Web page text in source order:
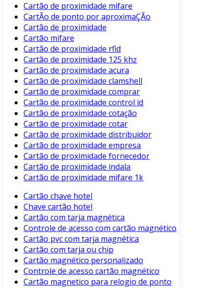
Cartão de proximidade mifare
CartÃo de ponto por aproximaÇÃo
Cartão de proximidade
Cartão mifare
Cartão de proximidade rfid
Cartão de proximidade 125 khz
Cartão de proximidade acura
Cartão de proximidade clamshell
Cartão de proximidade comprar
Cartão de proximidade control id
Cartão de proximidade cotação
Cartão de proximidade cotar
Cartão de proximidade distribuidor
Cartão de proximidade empresa
Cartão de proximidade fornecedor
Cartão de proximidade indala
Cartão de proximidade mifare 1k
Cartão chave hotel
Chave cartão hotel
Cartão com tarja magnética
Controle de acesso com cartão magnético
Cartão pvc com tarja magnética
Cartão com tarja ou chip
Cartão magnético personalizado
Controle de acesso cartão magnético
Cartão magnetico para relogio de ponto